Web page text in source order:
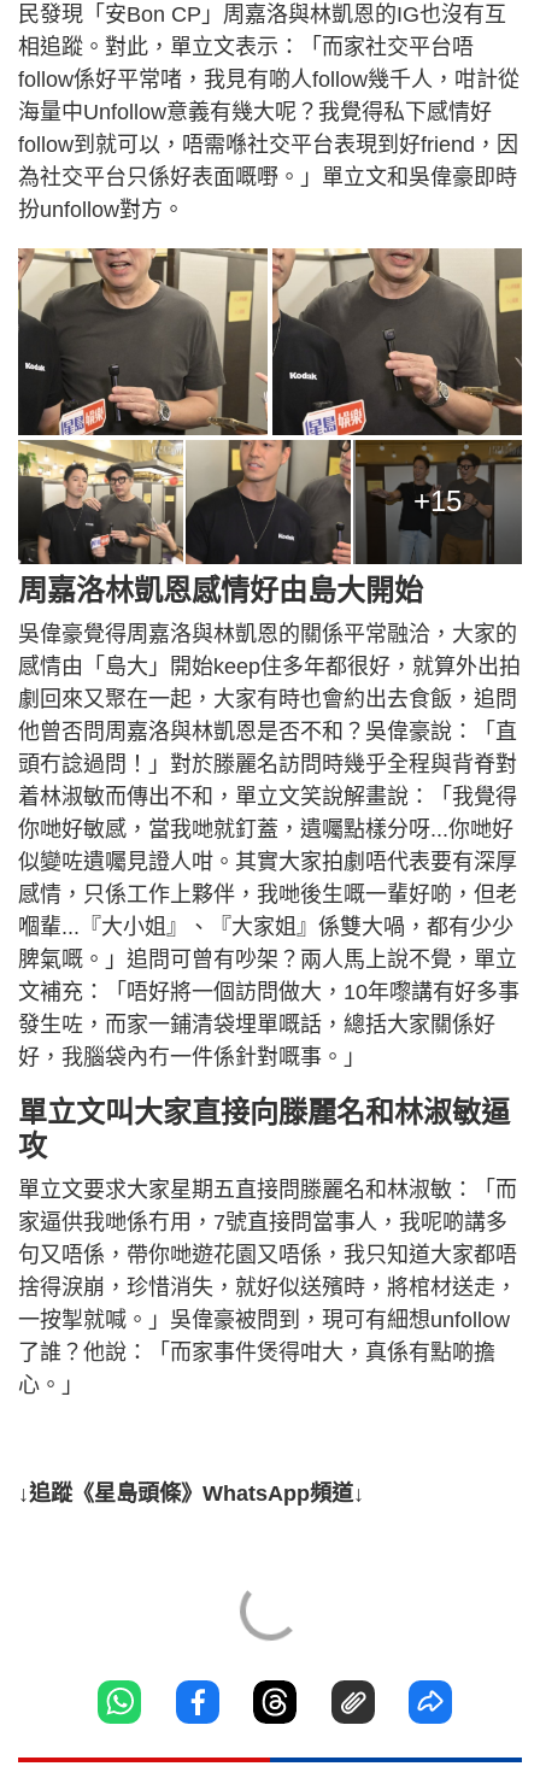
民發現「安Bon CP」周嘉洛與林凱恩的IG也沒有互
相追蹤。對此，單立文表示：「而家社交平台唔
follow係好平常啫，我見有啲人follow幾千人，咁計從
海量中Unfollow意義有幾大呢？我覺得私下感情好
follow到就可以，唔需喺社交平台表現到好friend，因
為社交平台只係好表面嘅嘢。」單立文和吳偉豪即時
扮unfollow對方。
+15
周嘉洛林凱恩感情好由島大開始
吳偉豪覺得周嘉洛與林凱恩的關係平常融洽，大家的
感情由「島大」開始keep住多年都很好，就算外出拍
劇回來又聚在一起，大家有時也會約出去食飯，追問
他曾否問周嘉洛與林凱恩是否不和？吳偉豪說：「直
頭冇諗過問！」對於滕麗名訪問時幾乎全程與背脊對
着林淑敏而傳出不和，單立文笑說解畫說：「我覺得
你哋好敏感，當我哋就釘蓋，遺囑點樣分呀...你哋好
似變咗遺囑見證人咁。其實大家拍劇唔代表要有深厚
感情，只係工作上夥伴，我哋後生嘅一輩好啲，但老
嗰輩...『大小姐』、『大家姐』係雙大喎，都有少少
脾氣嘅。」追問可曾有吵架？兩人馬上說不覺，單立
文補充：「唔好將一個訪問做大，10年嚟講有好多事
發生咗，而家一鋪清袋埋單嘅話，總括大家關係好
好，我腦袋內冇一件係針對嘅事。」
單立文叫大家直接向滕麗名和林淑敏逼
攻
單立文要求大家星期五直接問滕麗名和林淑敏：「而
家逼供我哋係冇用，7號直接問當事人，我呢啲講多
句又唔係，帶你哋遊花園又唔係，我只知道大家都唔
捨得淚崩，珍惜消失，就好似送殯時，將棺材送走，
一按掣就喊。」吳偉豪被問到，現可有細想unfollow
了誰？他說：「而家事件煲得咁大，真係有點啲擔
心。」
↓追蹤《星島頭條》WhatsApp頻道↓